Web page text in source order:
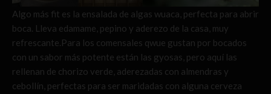
Algo más fit es la ensalada de algas wuaca, perfecta para abrir
boca. Lleva edamame, pepino y aderezo de la casa, muy
refrescante.Para los comensales qwue gustan por bocados
con un sabor más potente están las gyosas, pero aquí las
rellenan de chorizo verde, aderezadas con almendras y
cebollín, perfectas para ser maridadas con alguna cerveza